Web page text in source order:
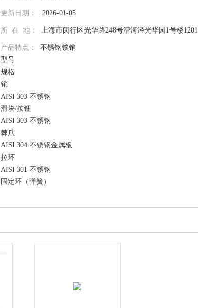
更新日期： 2026-01-05
所 在 地： 上海市闵行区光华路248号漕河泾光华园1号楼1201
产品特点： 不锈钢锁销
型号
规格
销
AISI 303 不锈钢
滑块/按钮
AISI 303 不锈钢
棘爪
AISI 304 不锈钢金属板
拉环
AISI 301 不锈钢
固定环（弹簧）